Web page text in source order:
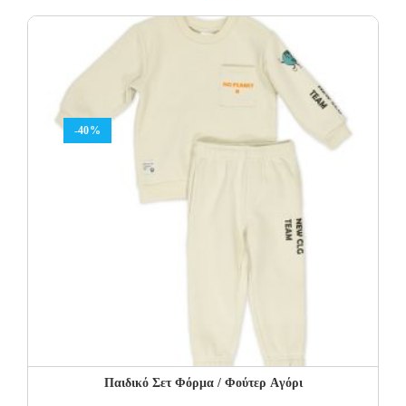
32.00€.
19.20€.
-40%
Παιδικό Σετ Φόρμα / Φούτερ Aγόρι